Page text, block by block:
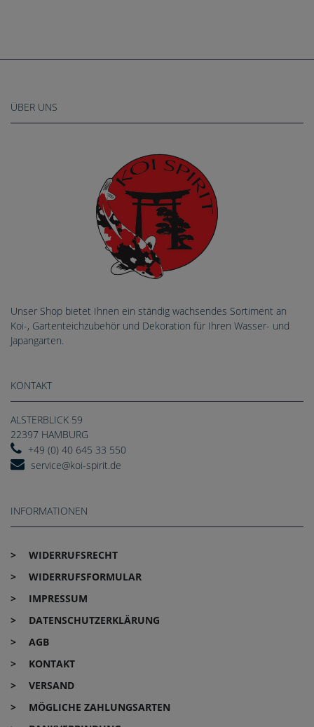
ÜBER UNS
Unser Shop bietet Ihnen ein ständig wachsendes Sortiment an
Koi-, Gartenteichzubehör und Dekoration für Ihren Wasser- und
Japangarten.
KONTAKT
ALSTERBLICK 59
22397 HAMBURG
+49 (0) 40 645 33 550
service@koi-spirit.de
INFORMATIONEN
WIDERRUFS­RECHT
WIDERRUFS­FORMULAR
IMPRESSUM
DATEN­SCHUTZ­ERKLÄRUNG
AGB
KONTAKT
VERSAND
MÖGLICHE ZAHLUNGSARTEN